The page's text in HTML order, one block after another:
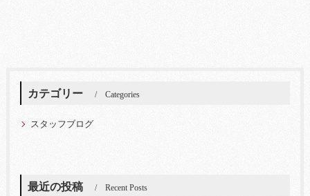
カテゴリー Categories
スタッフブログ
最近の投稿 Recent Posts